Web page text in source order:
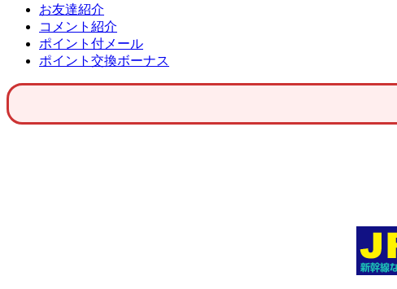
お友達紹介
コメント紹介
ポイント付メール
ポイント交換ボーナス